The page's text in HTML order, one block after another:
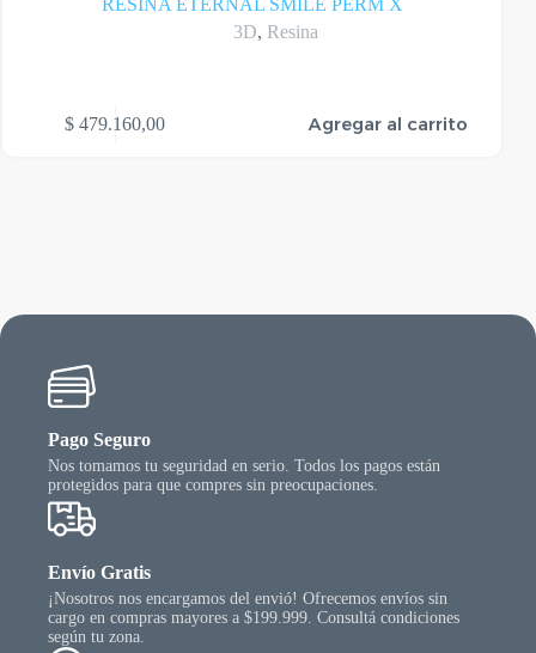
RESINA ETERNAL SMILE PERM X
3D, Resina
$ 479.160,00 Agregar al carrito
Pago Seguro
Nos tomamos tu seguridad en serio. Todos los pagos están
protegidos para que compres sin preocupaciones.
Envío Gratis
¡Nosotros nos encargamos del envió! Ofrecemos envíos sin
cargo en compras mayores a $199.999. Consultá condiciones
según tu zona.